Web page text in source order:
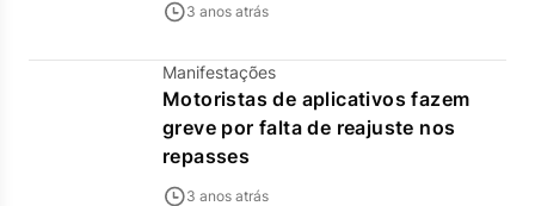
3 anos atrás
Manifestações
Motoristas de aplicativos fazem
greve por falta de reajuste nos
repasses
3 anos atrás